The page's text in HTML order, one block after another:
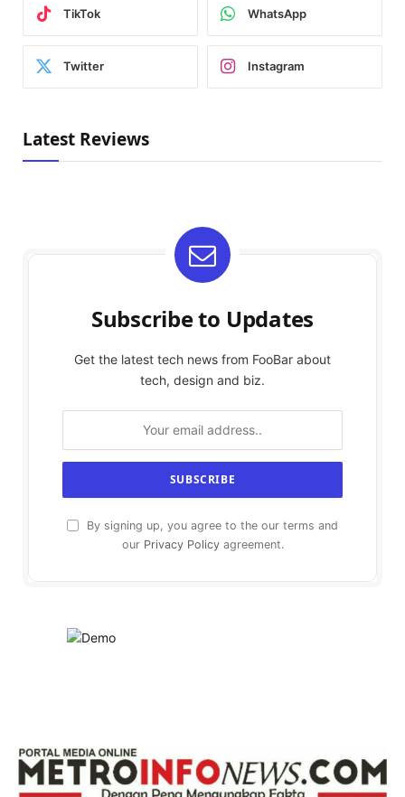
TikTok WhatsApp
Twitter Instagram
Latest Reviews
Subscribe to Updates
Get the latest tech news from FooBar about
tech, design and biz.
By signing up, you agree to the our terms and
our Privacy Policyagreement.